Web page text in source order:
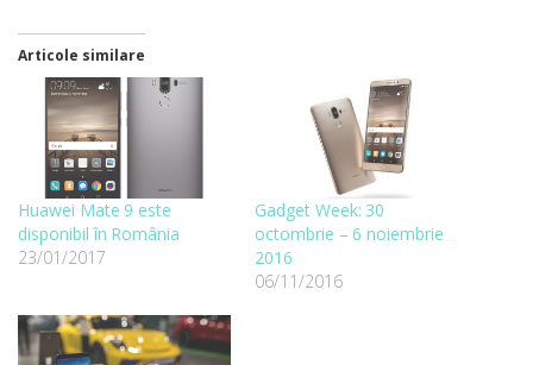
Articole similare
Huawei Mate 9 este
disponibil în România
23/01/2017
Gadget Week: 30
octombrie – 6 noiembrie
2016
06/11/2016